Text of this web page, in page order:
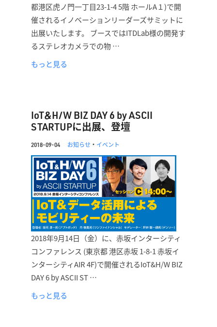
都港区虎ノ門一丁目23-1-4 5階 ホールA１)で開
催されるイノベーションリーダーズサミットに
出展いたします。 ブースではITDLab様の開発す
るステレオカメラでの物 …
もっと見る
IoT&H/W BIZ DAY 6 by ASCII
STARTUPに出展、登壇
2018-09-04 お知らせ ・ イベント
2018年9月14日（金）に、赤坂インターシティ
コンファレンス (東京都 港区赤坂 1-8-1 赤坂イ
ンターシティAIR 4F)で開催されるIoT&H/W BIZ
DAY 6 by ASCII ST …
もっと見る